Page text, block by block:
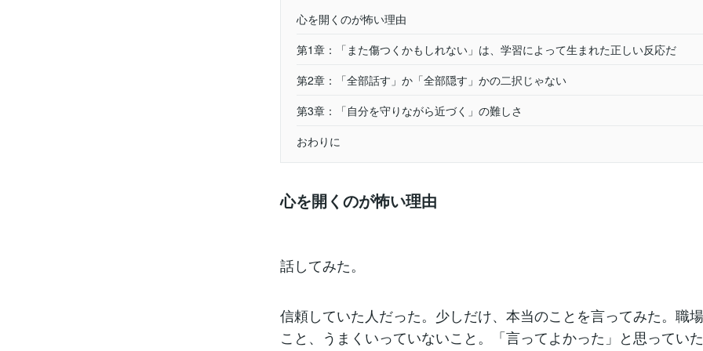
心を開くのが怖い理由
第1章：「また傷つくかもしれない」は、学習によって生まれた正しい反応だ
第2章：「全部話す」か「全部隠す」かの二択じゃない
第3章：「自分を守りながら近づく」の難しさ
おわりに
心を開くのが怖い理由
話してみた。
信頼していた人だった。少しだけ、本当のことを言ってみた。職
こと、うまくいっていないこと。「言ってよかった」と思っていた